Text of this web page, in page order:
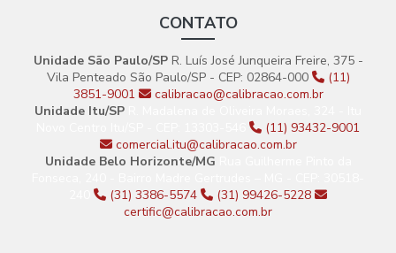
CONTATO
Unidade São Paulo/SP R. Luís José Junqueira Freire, 375 -
Vila Penteado São Paulo/SP - CEP: 02864-000
(11)
3851-9001
calibracao@calibracao.com.br
Unidade Itu/SP
(11) 93432-9001
comercial.itu@calibracao.com.br
Unidade Belo Horizonte/MG
(31) 3386-5574
(31) 99426-5228
certific@calibracao.com.br